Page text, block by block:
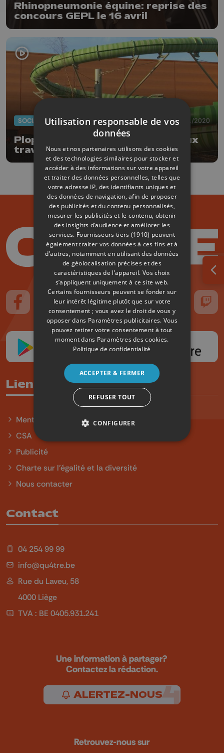
Rhinopneumonie équine: reprise des
concours GEPL le 16 avril
SOCIAL 25/11/2020
Plopsa Hannut a fait confiance aux
travailleurs de L'Aurore
Suivez-nous sur FaceBook
Suivez-nous sur Instagram
Suivez-nous sur TikTokSuivez-nous sur YouTube
Suivez-nous
Liens utiles
Mentions légales
CSA
Publicité
Charte sur l'égalité et la diversité
Nous contacter
Contact
04 254 99 99
info@qu4tre.be
Rue du Laveu, 58
4000 Liège
TVA : BE 0405.931.241
Une information à partager?
Contactez la rédaction.
ALERTEZ-NOUS
Retrouvez-nous sur
Utilisation responsable de vos
données
Nous et nos partenaires utilisons des cookies
et des technologies similaires pour stocker et
accéder à des informations sur votre appareil
et traiter des données personnelles, telles que
votre adresse IP, des identifiants uniques et
des données de navigation, afin de proposer
des publicités et du contenu personnalisés,
mesurer les publicités et le contenu, obtenir
des insights d’audience et améliorer les
services. Fournisseurs tiers (1910) peuvent
également traiter vos données à ces fins et à
d’autres, notamment en utilisant des données
de géolocalisation précises et des
caractéristiques de l’appareil. Vos choix
s’appliquent uniquement à ce site web.
Certains fournisseurs peuvent se fonder sur
leur intérêt légitime plutôt que sur votre
consentement ; vous avez le droit de vous y
opposer dans Paramètres publicitaires. Vous
pouvez retirer votre consentement à tout
moment dans Paramètres des cookies.
Politique de confidentialité
ACCEPTER & FERMER
REFUSER TOUT
CONFIGURER